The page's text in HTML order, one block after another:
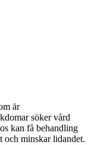
är
söker vård
kan få behandling
minskar lidandet.